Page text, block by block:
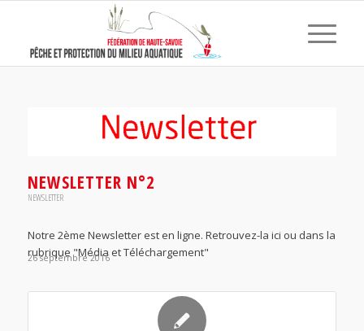
NEWSLETTER N°2
NEWSLETTER
Notre 2ème Newsletter est en ligne. Retrouvez-la ici ou dans la
rubrique "Média et Téléchargement"
26 septembre 2016